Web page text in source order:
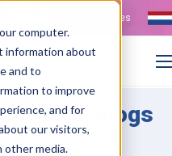
computer.
information about
and to
to improve
and for
our visitors,
media.
Vacatures
blogs